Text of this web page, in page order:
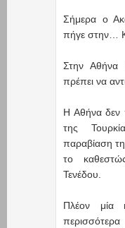
Σήμερα ο
πήγε στην…
Στην Αθήνα
πρέπει να
H Aθήνα δεν
της
παραβίαση
το
Τενέδου.
Πλέον μία